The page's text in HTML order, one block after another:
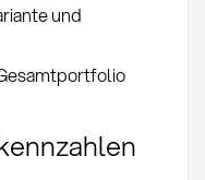
und